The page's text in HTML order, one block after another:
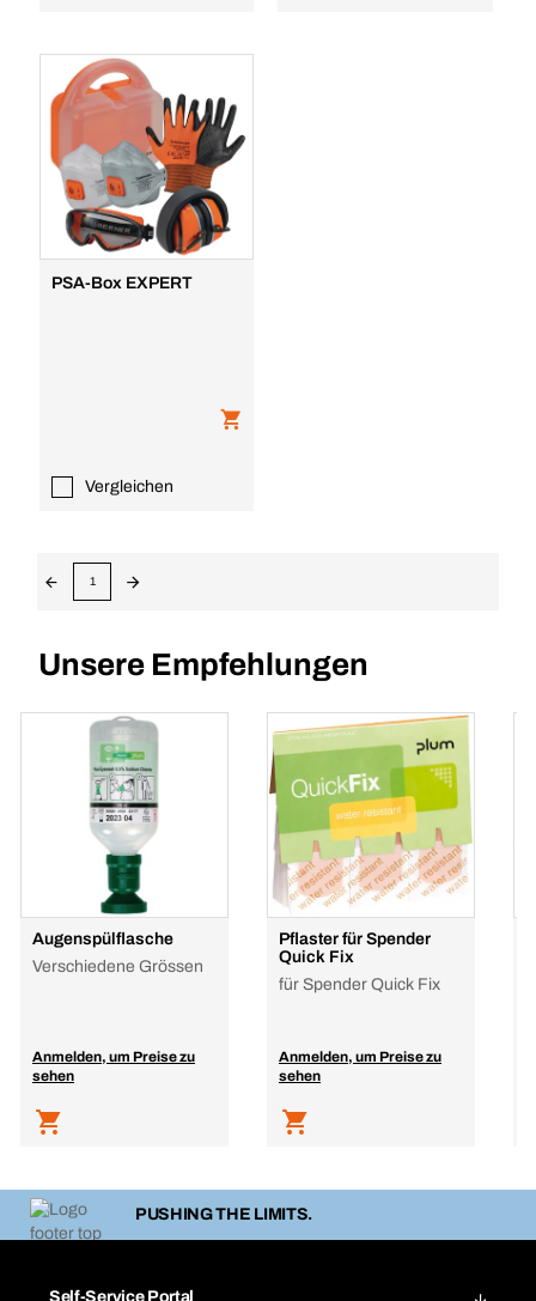
PSA-Box EXPERT
Vergleichen
1
Unsere Empfehlungen
Augenspülflasche
Verschiedene Grössen
Anmelden, um Preise zu
sehen
Pflaster für Spender
Quick Fix
für Spender Quick Fix
Anmelden, um Preise zu
sehen
PUSHING THE LIMITS.
Self-Service Portal